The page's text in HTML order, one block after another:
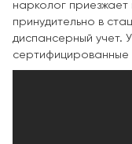
нарколог приезжает
принудительно в
диспансерный учет.